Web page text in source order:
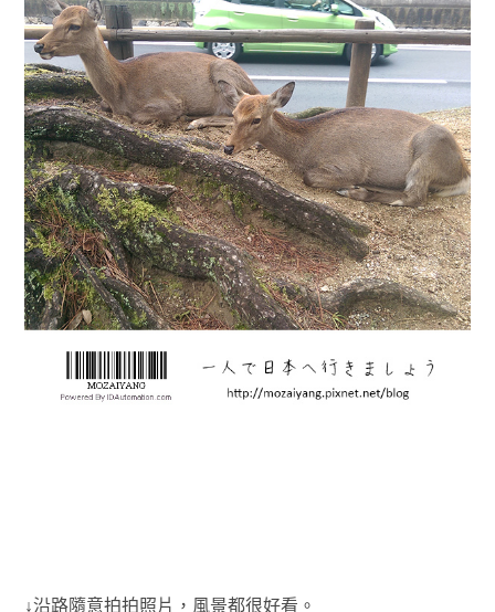
↓沿路隨意拍拍照片，風景都很好看。